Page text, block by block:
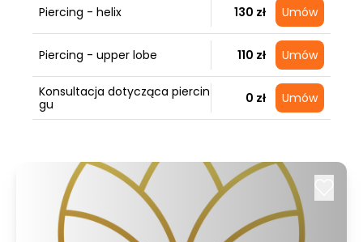
Piercing - helix 130 zł Umów
Piercing - upper lobe 110 zł Umów
Konsultacja dotycząca piercin
gu
0 zł Umów